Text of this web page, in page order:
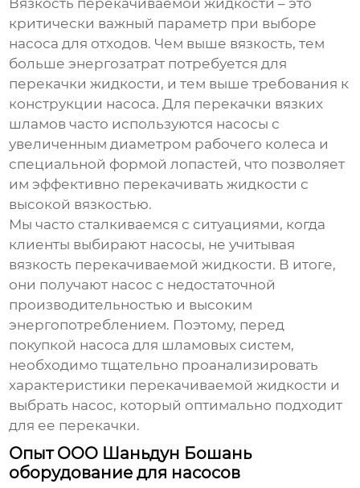
Вязкость перекачиваемой жидкости – это
критически важный параметр при выборе
насоса для отходов. Чем выше вязкость, тем
больше энергозатрат потребуется для
перекачки жидкости, и тем выше требования к
конструкции насоса. Для перекачки вязких
шламов часто используются насосы с
увеличенным диаметром рабочего колеса и
специальной формой лопастей, что позволяет
им эффективно перекачивать жидкости с
высокой вязкостью.
Мы часто сталкиваемся с ситуациями, когда
клиенты выбирают насосы, не учитывая
вязкость перекачиваемой жидкости. В итоге,
они получают насос с недостаточной
производительностью и высоким
энергопотреблением. Поэтому, перед
покупкой насоса для шламовых систем,
необходимо тщательно проанализировать
характеристики перекачиваемой жидкости и
выбрать насос, который оптимально подходит
для ее перекачки.
Опыт OOO Шаньдун Бошань
оборудование для насосов